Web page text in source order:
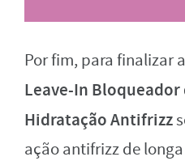
Por fim, para finalizar
Leave-In Bloqueador
Hidratação Antifrizz
ação antifrizz de